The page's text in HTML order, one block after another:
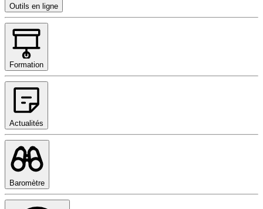
Outils en ligne
Formation
Actualités
Baromètre